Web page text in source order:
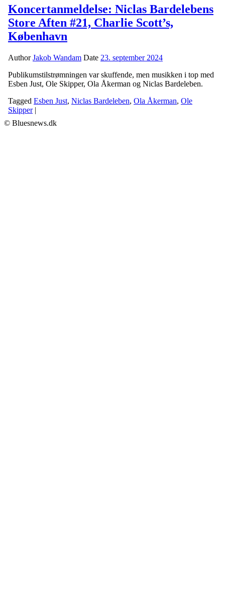
Koncertanmeldelse: Niclas Bardelebens
Store Aften #21, Charlie Scott’s,
København
AuthorJakob Wandam Date 23. september 2024
Publikumstilstrømningen var skuffende, men musikken i top med
Esben Just, Ole Skipper, Ola Åkerman og Niclas Bardeleben.
Tagged Esben Just, Niclas Bardeleben, Ola Åkerman, Ole
Skipper |
© Bluesnews.dk